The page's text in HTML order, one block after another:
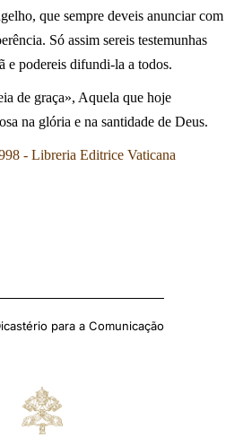
que sempre deveis anunciar com
Só assim sereis testemunhas
e podereis difundi-la a todos.
de graça», Aquela que hoje
na glória e na santidade de Deus.
- Libreria Editrice Vaticana
para a Comunicação